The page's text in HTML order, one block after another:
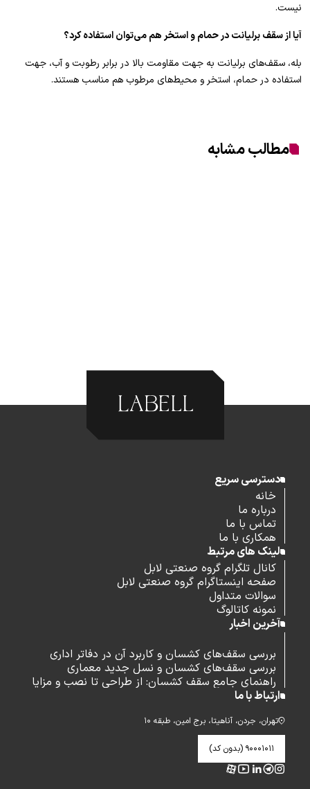
نیست.
آیا از سقف برلیانت در حمام و استخر هم می‌توان استفاده کرد؟
بله، سقف‌های برلیانت به جهت مقاومت بالا در برابر رطوبت و آب، جهت
استفاده در حمام، استخر و محیط‌های مرطوب هم مناسب هستند.
مطالب مشابه
دسترسی سریع
خانه
درباره ما
تماس با ما
همکاری با ما
لینک های مرتبط
کانال تلگرام گروه صنعتی لابل
صفحه اینستاگرام گروه صنعتی لابل
سوالات متداول
نمونه کاتالوگ
آخرین اخبار
بررسی سقف‌های کشسان و کاربرد آن در دفاتر اداری
بررسی سقف‌های کشسان و نسل جدید معماری
راهنمای جامع سقف کشسان: از طراحی تا نصب و مزایا
ارتباط با ما
تهران، جردن، آناهیتا، برج امین، طبقه ۱۰
۹۰۰۰۱۰۱۱ (بدون کد)